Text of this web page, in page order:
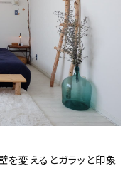
を変えるとガラッと印象